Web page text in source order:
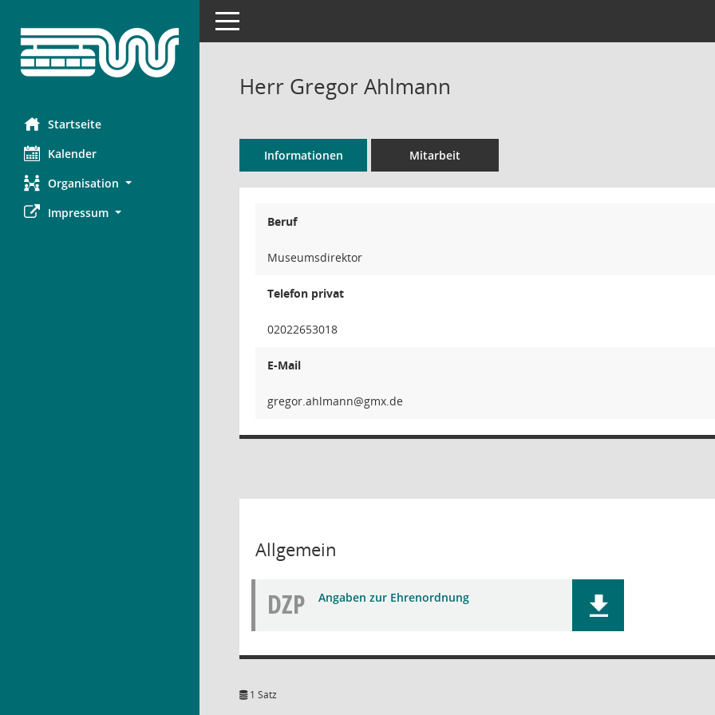
Startseite
Kalender
Organisation
Impressum
Toggle navigation
Herr Gregor Ahlmann
Informationen Mitarbeit
Beruf
Museumsdirektor
Telefon privat
02022653018
E-Mail
nnamlha
Allgemein
DZP Angaben zur Ehrenordnung
1 Satz